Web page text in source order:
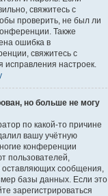
свяжитесь с
проверить, не был ли
Также
ошибка в
свяжитесь с
исправления настроек.
но больше не могу
по какой-то причине
вашу учётную
конференции
пользователей,
оставляющих сообщения,
базы данных. Если это
зарегистрироваться